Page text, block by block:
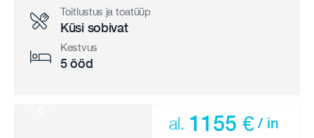
Toitlustus ja toatüüp
Küsi sobivat
Kestvus
5 ööd
al. 1155 € / in